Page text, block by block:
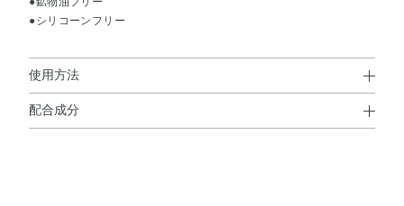
●シリコーンフリー
使用方法
使用方法
配合成分